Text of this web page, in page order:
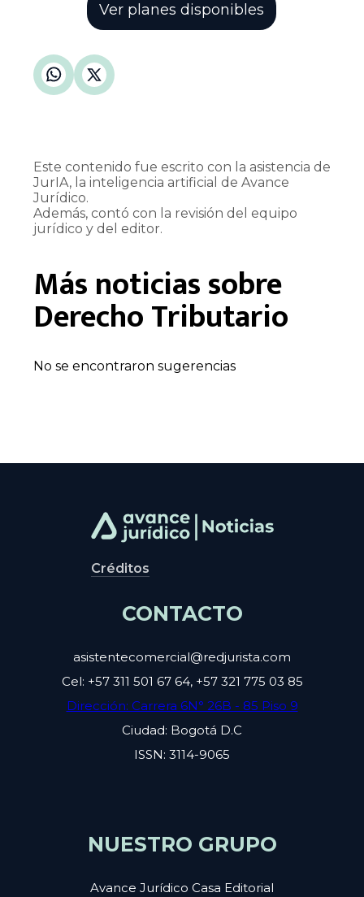
Ver planes disponibles
Este contenido fue escrito con la asistencia de
JurIA, la inteligencia artificial de Avance
Jurídico.
Además, contó con la revisión del equipo
jurídico y del editor.
Más noticias sobre
Derecho Tributario
No se encontraron sugerencias
Créditos
CONTACTO
asistentecomercial@redjurista.com
Cel: +57 311 501 67 64, +57 321 775 03 85
Dirección: Carrera 6N° 26B - 85 Piso 9
Ciudad: Bogotá D.C
ISSN: 3114-9065
NUESTRO GRUPO
Avance Jurídico Casa Editorial